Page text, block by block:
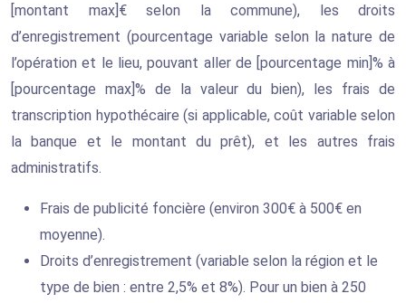
[montant max]€ selon la commune), les droits
d’enregistrement (pourcentage variable selon la nature de
l’opération et le lieu, pouvant aller de [pourcentage min]% à
[pourcentage max]% de la valeur du bien), les frais de
transcription hypothécaire (si applicable, coût variable selon
la banque et le montant du prêt), et les autres frais
administratifs.
Frais de publicité foncière (environ 300€ à 500€ en
moyenne).
Droits d’enregistrement (variable selon la région et le
type de bien : entre 2,5% et 8%). Pour un bien à 250